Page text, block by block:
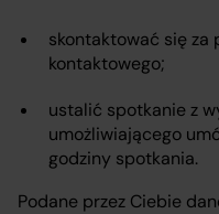
skontaktować się za
kontaktowego;
ustalić spotkanie z
umożliwiającego
godziny spotkania.
Podane przez Ciebie